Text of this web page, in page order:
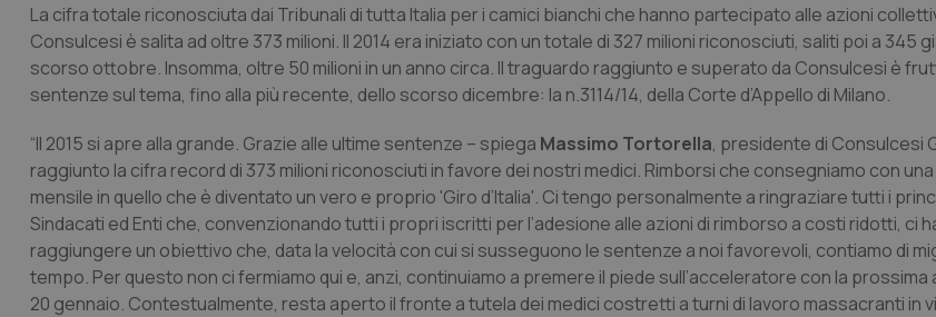
La cifra totale riconosciuta dai Tribunali di tutta Italia per i camici bianchi che hanno partecipato alle azioni
Consulcesi è salita ad oltre 373 milioni. Il 2014 era iniziato con un totale di 327 milioni riconosciuti, saliti poi a 345
scorso ottobre. Insomma, oltre 50 milioni in un anno circa. Il traguardo raggiunto e superato da Consulcesi è
sentenze sul tema, fino alla più recente, dello scorso dicembre: la n.3114/14, della Corte d’Appello di Milano.
“Il 2015 si apre alla grande. Grazie alle ultime sentenze – spiega Massimo Tortorella, presidente di Consulcesi
raggiunto la cifra record di 373 milioni riconosciuti in favore dei nostri medici. Rimborsi che consegniamo con
mensile in quello che è diventato un vero e proprio 'Giro d’Italia'. Ci tengo personalmente a ringraziare tutti i
Sindacati ed Enti che, convenzionando tutti i propri iscritti per l’adesione alle azioni di rimborso a costi ridotti, ci
raggiungere un obiettivo che, data la velocità con cui si susseguono le sentenze a noi favorevoli, contiamo di
tempo. Per questo non ci fermiamo qui e, anzi, continuiamo a premere il piede sull’acceleratore con la
20 gennaio. Contestualmente, resta aperto il fronte a tutela dei medici costretti a turni di lavoro massacranti in